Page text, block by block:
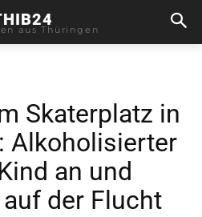
aus Thüringen
Skaterplatz in
Alkoholisierter
an und
der Flucht